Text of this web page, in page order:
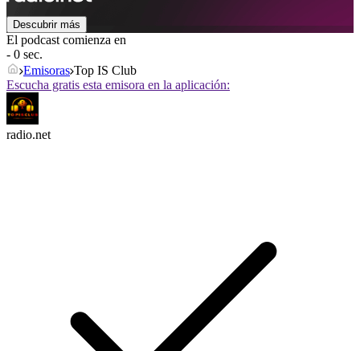
Descubrir más
El podcast comienza en
- 0 sec.
Emisoras Top IS Club
Escucha gratis esta emisora en la aplicación:
radio.net